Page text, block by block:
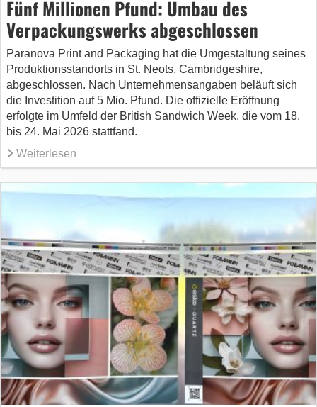
Fünf Millionen Pfund: Umbau des
Verpackungswerks abgeschlossen
Paranova Print and Packaging hat die Umgestaltung seines
Produktionsstandorts in St. Neots, Cambridgeshire,
abgeschlossen. Nach Unternehmensangaben beläuft sich
die Investition auf 5 Mio. Pfund. Die offizielle Eröffnung
erfolgte im Umfeld der British Sandwich Week, die vom 18.
bis 24. Mai 2026 stattfand.
Weiterlesen